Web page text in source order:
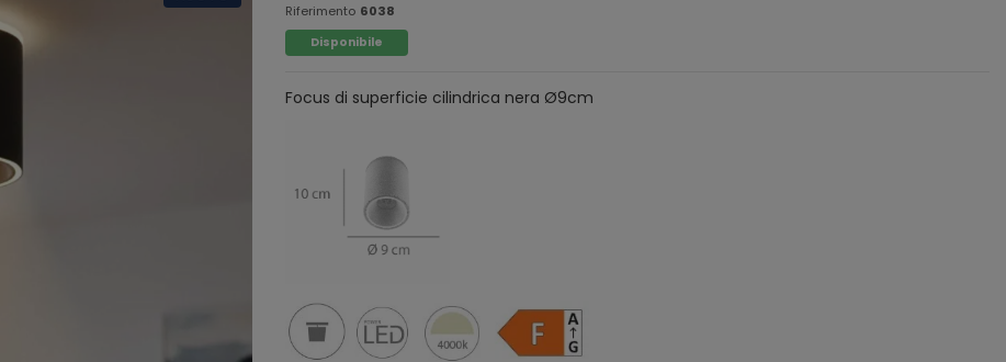
Riferimento 6038
Disponibile
Focus di superficie cilindrica nera Ø9cm